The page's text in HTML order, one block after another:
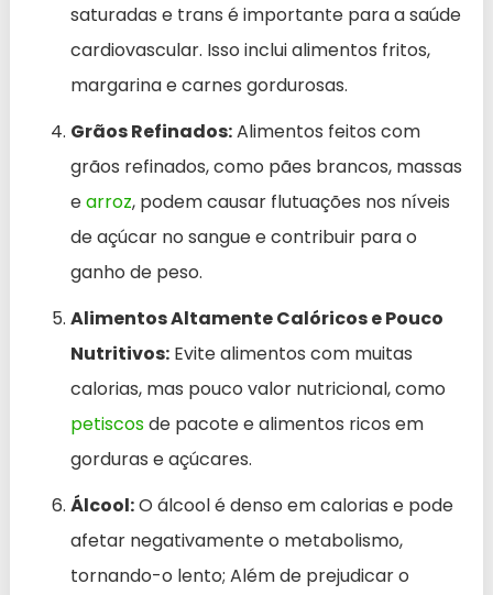
saturadas e trans é importante para a saúde
cardiovascular. Isso inclui alimentos fritos,
margarina e carnes gordurosas.
Grãos Refinados:Alimentos feitos com
grãos refinados, como pães brancos, massas
earroz, podem causar flutuações nos níveis
de açúcar no sangue e contribuir para o
ganho de peso.
Alimentos Altamente Calóricos e Pouco
Nutritivos: Evite alimentos com muitas
calorias, mas pouco valor nutricional, como
petiscosde pacote e alimentos ricos em
gorduras e açúcares.
Álcool:O álcool é denso em calorias e pode
afetar negativamente o metabolismo,
tornando-o lento; Além de prejudicar o